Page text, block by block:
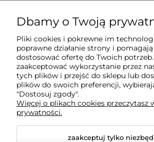
O nas
Informacje
Pomoc
Dbamy o Twoją
Pliki cookies i pokrewne im
poprawne działanie strony i
dostosować ofertę do Twoich potrzeb.
zaakceptować wykorzystanie przez
tych plików i przejść do sklepu lub
plików do swoich preferencji,
"Dostosuj zgody".
Więcej o plikach cookies przeczytasz
prywatności.
zaakceptuj tylko